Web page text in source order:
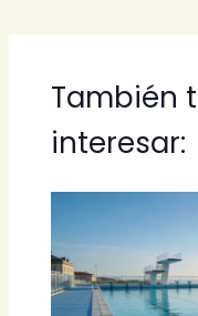
También
interesar: